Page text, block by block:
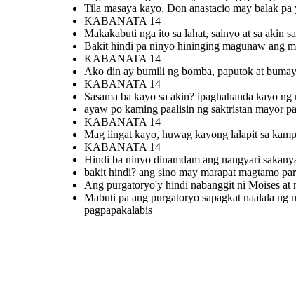
Mabuti pa ang purgatoryo
sapagkat naalala ng mga buhay
ang mga patay na nag huhudyot sa
mga tao upang mamuhay ng
mabuti.ang tanging nag papasama
dinamdam ang
nangyari sakanya
bakit hindi? ang sino may marapat
magtamo parusa o gantimpala ukol sa
kanyang ginawa at hindi dahil sa
ginawa ng iba.
Ang purgatoryo'y hindi
nabanggit ni Moises at ni
HesuKristo at wala rin
sapagkat naalala ng mga buhay
ang mga patay na nag huhudyot sa
Tila masaya kayo, Don anastacio may balak pa
KABANATA 14
Makakabuti nga ito sa lahat, sainyo at sa akin
Bakit hindi pa ninyo hininging magunaw ang
KABANATA 14
Ako din ay bumili ng bomba, paputok at
KABANATA 14
Sasama ba kayo sa akin? ipaghahanda kayo
ayaw po kaming paalisin ng saktristan mayor
KABANATA 14
Mag iingat kayo, huwag kayong lalapit sa
KABANATA 14
Hindi ba ninyo dinamdam ang nangyari
bakit hindi? ang sino may marapat magtamo
Ang purgatoryo'y hindi nabanggit ni Moises at
Mabuti pa ang purgatoryo sapagkat naalala ng
pagpapakalabis